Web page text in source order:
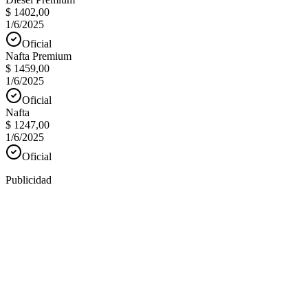
$ 1402,00
1/6/2025
Oficial
Nafta Premium
$ 1459,00
1/6/2025
Oficial
Nafta
$ 1247,00
1/6/2025
Oficial
Publicidad